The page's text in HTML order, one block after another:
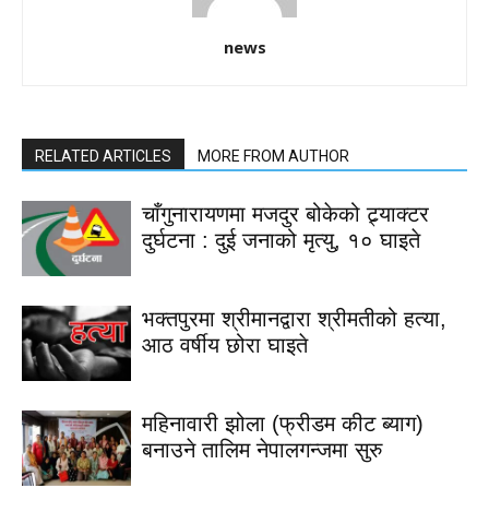
news
RELATED ARTICLES MORE FROM AUTHOR
चाँगुनारायणमा मजदुर बोकेको ट्र्याक्टर
दुर्घटना : दुई जनाको मृत्यु, १० घाइते
भक्तपुरमा श्रीमानद्वारा श्रीमतीको हत्या,
आठ वर्षीय छोरा घाइते
महिनावारी झोला (फ्रीडम कीट ब्याग)
बनाउने तालिम नेपालगन्जमा सुरु